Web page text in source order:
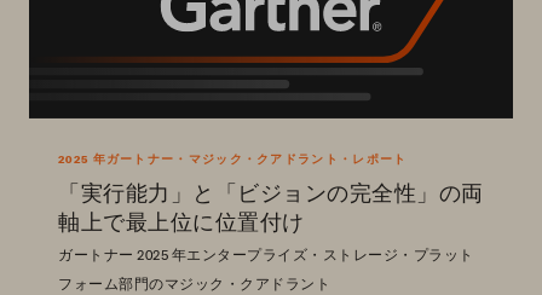
2025 年ガートナー・マジック・クアドラント・レポート
「実行能力」と「ビジョンの完全性」の両
軸上で最上位に位置付け
ガートナー 2025 年エンタープライズ・ストレージ・プラット
フォーム部門のマジック・クアドラント